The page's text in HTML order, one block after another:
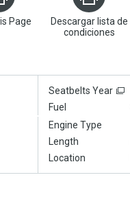
Page
Descargar lista de
condiciones
Seatbelts Year
Fuel
Engine Type
Length
Location